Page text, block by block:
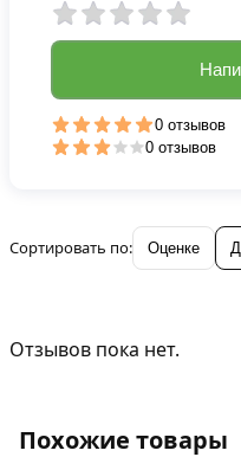
Сортировать по: Оценке
Отзывов пока нет.
0 отзывов
0 отзывов
Похожие товары